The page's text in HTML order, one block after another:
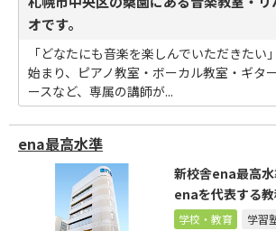
オです。
「どなたにも音楽を楽しんでいただきたい
始まり、ピアノ教室・ボーカル教室・ギタ
ースなど、専属の講師が...
ena最高水準
新校舎ena最高水
enaを代表する
ます。
学校・教育 学習